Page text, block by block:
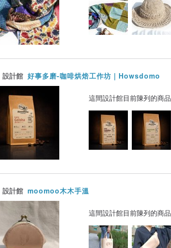
設計館 好事多磨-咖啡烘焙工作坊｜Howsdomo
這間設計館目前陳列的商品
設計館 moomoo木木手溫
這間設計館目前陳列的商品